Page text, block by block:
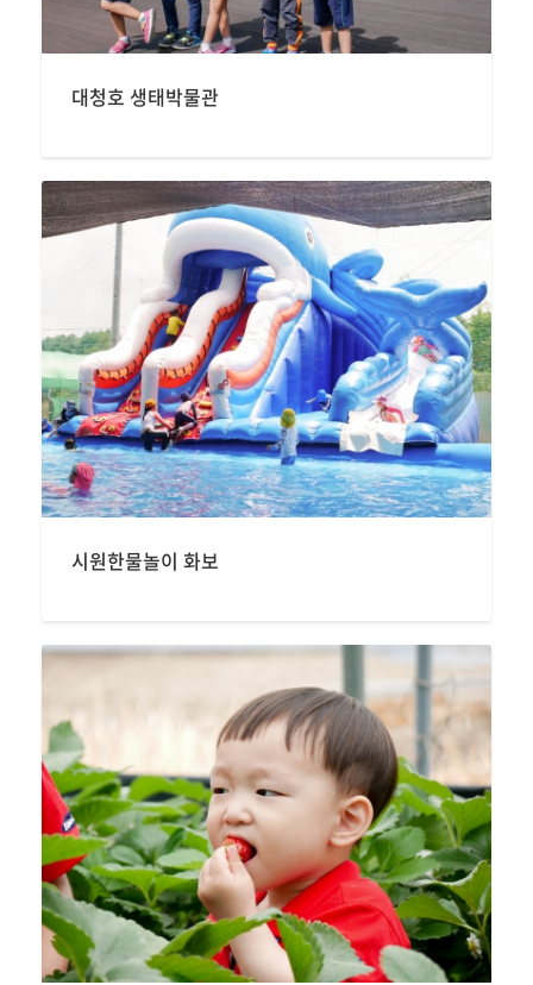
대청호 생태박물관
시원한물놀이 화보